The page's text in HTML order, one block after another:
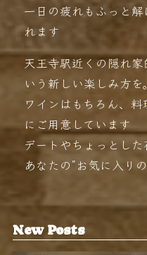
一日の疲れもふっと
れます
天王寺駅近くの隠れ家
いう新しい楽しみ方を。
ワインはもちろん、
にご用意しています
デートやちょっとした
あなたの”お気に入り
New Posts